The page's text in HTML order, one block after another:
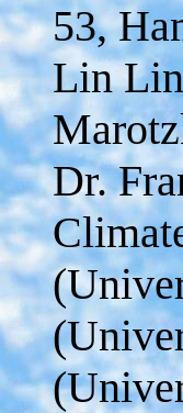
53,
Lin Lin
Dr.